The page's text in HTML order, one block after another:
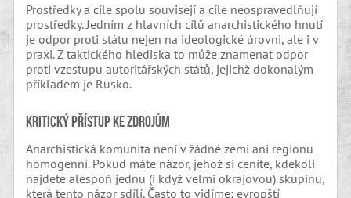
Prostředky a cíle spolu souvisejí a cíle neospravedlňují
prostředky. Jedním z hlavních cílů anarchistického hnutí
je odpor proti státu nejen na ideologické úrovni, ale i v
praxi. Z taktického hlediska to může znamenat odpor
proti vzestupu autoritářských států, jejichž dokonalým
příkladem je Rusko.
Kritický přístup ke zdrojům
Anarchistická komunita není v žádné zemi ani regionu
homogenní. Pokud máte názor, jehož si ceníte, kdekoli
najdete alespoň jednu (i když velmi okrajovou) skupinu,
která tento názor sdílí. Často to vidíme: evropští